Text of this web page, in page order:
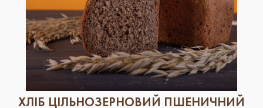
ХЛІБ ЦІЛЬНОЗЕРНОВИЙ ПШЕНИЧНИЙ